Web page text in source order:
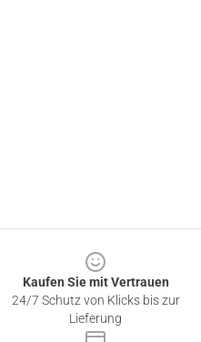
Kaufen Sie mit Vertrauen
24/7 Schutz von Klicks bis zur
Lieferung